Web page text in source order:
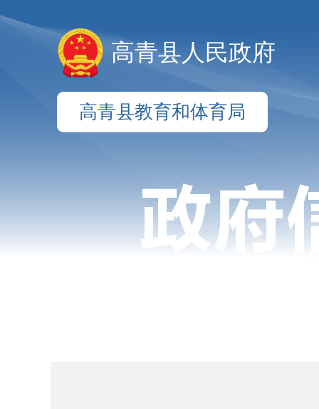
高青县人民政府
高青县教育和体育局